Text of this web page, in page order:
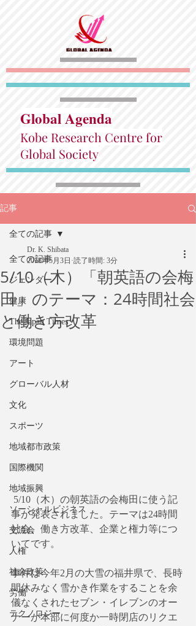
Global Agenda
Kobe Research Centre for
Global Society
記事
全ての記事
ジェンダー
健康
The Japan Times
環境問題
アート
グローバル人材
文化
スポーツ
地域都市政策
国際機関
地域振興
ソーシャルビジネス
交流会
人権
社会政策
労働
テクノロジー
全ての記事
5/10（木）「朝英語の会梅
田」のテーマ：24時間社会
と働き方改革
Dr. K. Shibata
2018年5月3日 読了時間: 3分
事が発表されました。テーマは24時間
社会、働き方改革、企業と権力等につ
いてです。
事件は今年2月の大雪の福井県で、長時
間休みなく雪かき作業をすることを余
儀なくされたセブン・イレブンのオー
ナーが本部に何度か一時閉店のリクエ